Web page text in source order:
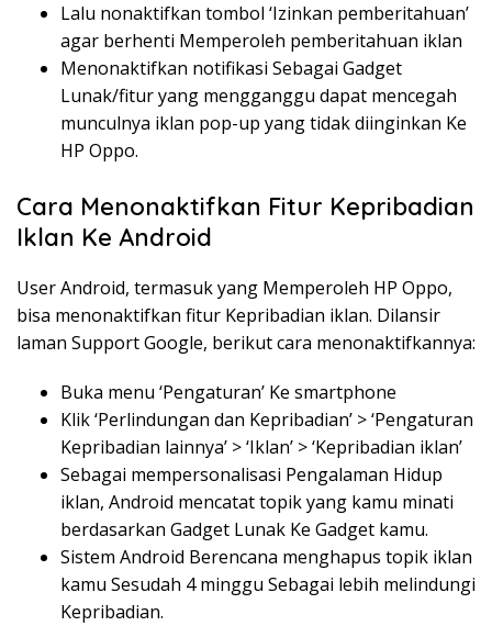
Lalu nonaktifkan tombol ‘Izinkan pemberitahuan’
agar berhenti Memperoleh pemberitahuan iklan
Menonaktifkan notifikasi Sebagai Gadget
Lunak/fitur yang mengganggu dapat mencegah
munculnya iklan pop-up yang tidak diinginkan Ke
HP Oppo.
Cara Menonaktifkan Fitur Kepribadian
Iklan Ke Android
User Android, termasuk yang Memperoleh HP Oppo,
bisa menonaktifkan fitur Kepribadian iklan. Dilansir
laman Support Google, berikut cara menonaktifkannya:
Buka menu ‘Pengaturan’ Ke smartphone
Klik ‘Perlindungan dan Kepribadian’ > ‘Pengaturan
Kepribadian lainnya’ > ‘Iklan’ > ‘Kepribadian iklan’
Sebagai mempersonalisasi Pengalaman Hidup
iklan, Android mencatat topik yang kamu minati
berdasarkan Gadget Lunak Ke Gadget kamu.
Sistem Android Berencana menghapus topik iklan
kamu Sesudah 4 minggu Sebagai lebih melindungi
Kepribadian.